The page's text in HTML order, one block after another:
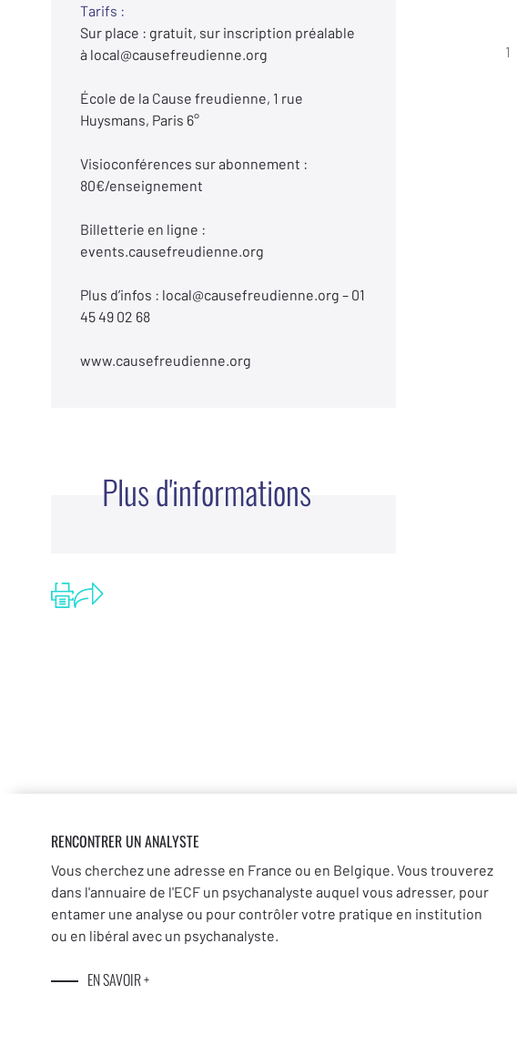
Tarifs :
Sur place : gratuit, sur inscription préalable
à local@causefreudienne.org
École de la Cause freudienne, 1 rue
Huysmans, Paris 6°
Visioconférences sur abonnement :
80€/enseignement
Billetterie en ligne :
events.causefreudienne.org
Plus d’infos : local@causefreudienne.org – 01
45 49 02 68
www.causefreudienne.org
Plus d'informations
1
RENCONTRER UN ANALYSTE
Vous cherchez une adresse en France ou en Belgique. Vous trouverez
dans l'annuaire de l'ECF un psychanalyste auquel vous adresser, pour
entamer une analyse ou pour contrôler votre pratique en institution
ou en libéral avec un psychanalyste.
EN SAVOIR +